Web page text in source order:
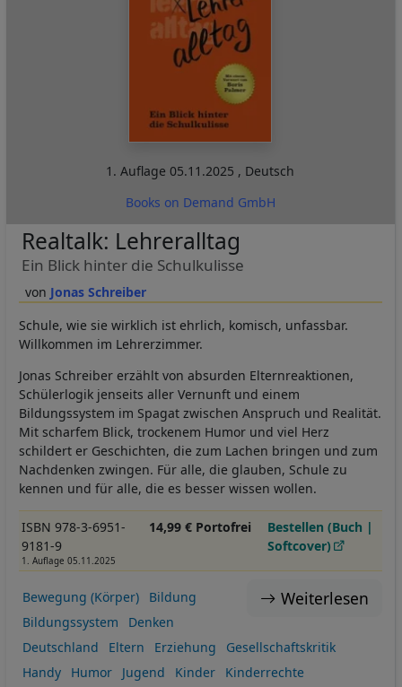
1. Auflage05.11.2025 , Deutsch
Books on Demand GmbH
Jonas Schreiber
Realtalk: Lehreralltag
Ein Blick hinter die Schulkulisse
Schule, wie sie wirklich ist ehrlich, komisch, unfassbar.
Willkommen im Lehrerzimmer.
Jonas Schreiber erzählt von absurden Elternreaktionen,
Schülerlogik jenseits aller Vernunft und einem
Bildungssystem im Spagat zwischen Anspruch und Realität.
Mit scharfem Blick, trockenem Humor und viel Herz
schildert er Geschichten, die zum Lachen bringen und zum
Nachdenken zwingen. Für alle, die glauben, Schule zu
kennen und für alle, die es besser wissen wollen.
ISBN 978-3-6951-
9181-9
1. Auflage 05.11.2025
14,99 € Portofrei
Bestellen (Buch |
Softcover)
Weiterlesen
Bewegung (Körper)
Bildung
Bildungssystem
Denken
Deutschland
Eltern Erziehung
Gesellschaftskritik
Handy
Humor Jugend Kinder
Kinderrechte